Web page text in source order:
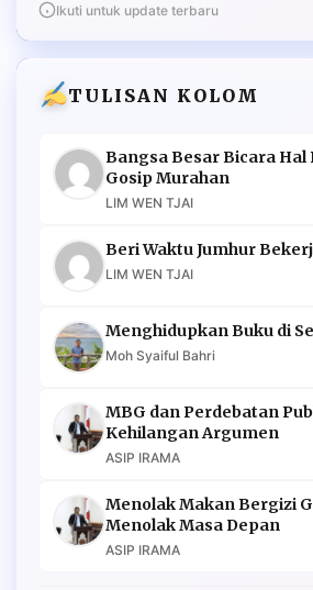
Ikuti untuk update terbaru
TULISAN KOLOM
Bangsa Besar Bicara Hal
Gosip Murahan
LIM WEN TJAI
Beri Waktu Jumhur
LIM WEN TJAI
Menghidupkan Buku di
Moh Syaiful Bahri
MBG dan Perdebatan
Kehilangan Argumen
ASIP IRAMA
Menolak Makan Bergizi
Menolak Masa Depan
ASIP IRAMA